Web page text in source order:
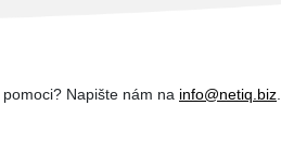
Napište nám na info@netiq.biz.